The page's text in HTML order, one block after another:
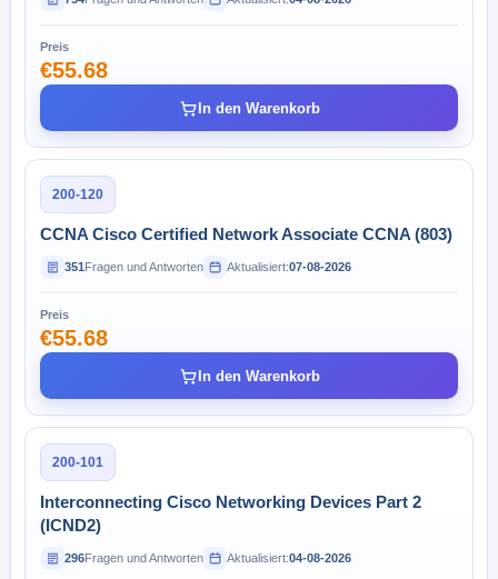
Preis
€55.68
In den Warenkorb
200-120
CCNA Cisco Certified Network Associate CCNA (803)
351Fragen und Antworten Aktualisiert:07-08-2026
Preis
€55.68
In den Warenkorb
200-101
Interconnecting Cisco Networking Devices Part 2
(ICND2)
296Fragen und Antworten Aktualisiert:04-08-2026